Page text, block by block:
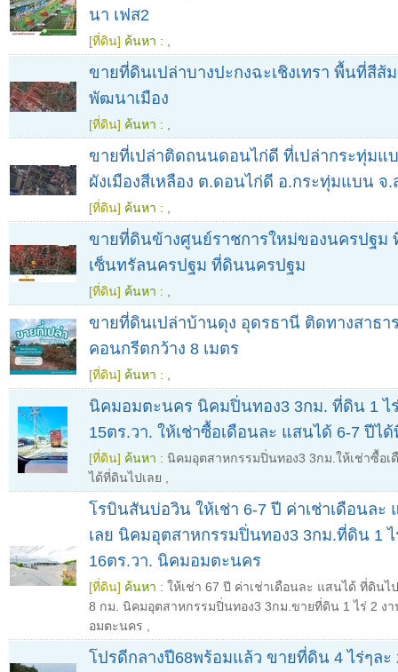
นา เฟส2
[ที่ดิน] ค้นหา :
ขายที่ดินเปล่าบางปะกงฉะเชิงเทรา พื้นที่สีส้
พัฒนาเมือง
[ที่ดิน] ค้นหา :
ขายที่เปล่าติดถนนดอนไก่ดี ที่เปล่ากระทุ่มแ
ผังเมืองสีเหลือง ต.ดอนไก่ดี อ.กระทุ่มแบน จ
[ที่ดิน] ค้นหา :
ขายที่ดินข้างศูนย์ราชการใหม่ของนครปฐม
เซ็นทรัลนครปฐม ที่ดินนครปฐม
[ที่ดิน] ค้นหา :
ขายที่ดินเปล่าบ้านดุง อุดรธานี ติดทางสาธ
คอนกรีตกว้าง 8 เมตร
[ที่ดิน] ค้นหา :
นิคมอมตะนคร นิคมปิ่นทอง3 3กม. ที่ดิน 1 ไ
15ตร.วา. ให้เช่าซื้อเดือนละ แสนได้ 6-7 ปีไ
[ที่ดิน] ค้นหา : นิคมอุตสาหกรรมปิ่นทอง3 3กม.ให้เช่าซื้อเ
ได้ที่ดินไปเลย
โรบินสันบ่อวิน ให้เช่า 6-7 ปี ค่าเช่าเดือนละ
เลย นิคมอุตสาหกรรมปิ่นทอง3 3กม.ที่ดิน 1 ไ
16ตร.วา. นิคมอมตะนคร
[ที่ดิน] ค้นหา : ให้เช่า 67 ปี ค่าเช่าเดือนละ แสนได้ ที่ดิน
8 กม. นิคมอุตสาหกรรมปิ่นทอง3 3กม.ขายที่ดิน 1 ไร่ 2 ง
อมตะนคร
โปรดีกลางปี68พร้อมแล้ว ขายที่ดิน 4 ไร่ๆละ